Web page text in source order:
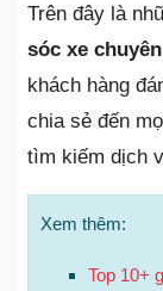
Trên đây là
sóc xe
khách hàng
chia sẻ đến
tìm kiếm dịch
Xem thêm:
Top 10+